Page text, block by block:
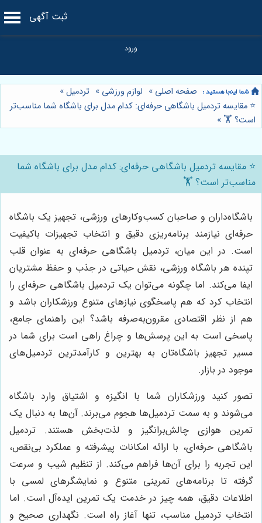
ثبت آگهی
صفحه اصلی » لوازم ورزشی » تردمیل»
⭐️ مقایسه تردمیل باشگاهی حرفه‌ای: کدام مدل برای باشگاه شما مناسب‌تر
است؟ 🏋️ »
⭐️ مقایسه تردمیل باشگاهی حرفه‌ای: کدام مدل برای باشگاه شما
مناسب‌تر است؟ 🏋️
باشگاه‌داران و صاحبان کسب‌وکارهای ورزشی، تجهیز یک باشگاه
حرفه‌ای نیازمند برنامه‌ریزی دقیق و انتخاب تجهیزات باکیفیت
است. در این میان، تردمیل باشگاهی حرفه‌ای به عنوان قلب
تپنده هر باشگاه ورزشی، نقش حیاتی در جذب و حفظ مشتریان
ایفا می‌کند. اما چگونه می‌توان یک تردمیل باشگاهی حرفه‌ای را
انتخاب کرد که هم پاسخگوی نیازهای متنوع ورزشکاران باشد و
هم از نظر اقتصادی مقرون‌به‌صرفه باشد؟ این راهنمای جامع،
پاسخی است به این پرسش‌ها و چراغ راهی است برای شما در
مسیر تجهیز باشگاه‌تان به بهترین و کارآمدترین تردمیل‌های
موجود در بازار.
تصور کنید ورزشکاران شما با انگیزه و اشتیاق وارد باشگاه
می‌شوند و به سمت تردمیل‌ها هجوم می‌برند. آن‌ها به دنبال یک
تمرین هوازی چالش‌برانگیز و لذت‌بخش هستند. تردمیل
باشگاهی حرفه‌ای، با ارائه امکانات پیشرفته و عملکرد بی‌نقص،
این تجربه را برای آن‌ها فراهم می‌کند. از تنظیم شیب و سرعت
گرفته تا برنامه‌های تمرینی متنوع و نمایشگرهای لمسی با
اطلاعات دقیق، همه چیز در خدمت یک تمرین ایده‌آل است. اما
انتخاب تردمیل مناسب، تنها آغاز راه است. نگهداری صحیح و